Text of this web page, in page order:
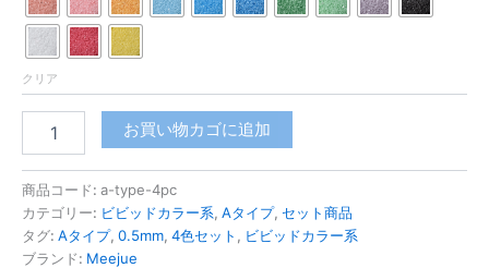
クリア
べ
る
A
タ
お買い物カゴに追加
商品コード: a-type-4pc
カテゴリー: ビビッドカラー系, Aタイプ, セット商品
タグ: Aタイプ, 0.5mm, 4色セット , ビビッドカラー系
ブランド: Meejue